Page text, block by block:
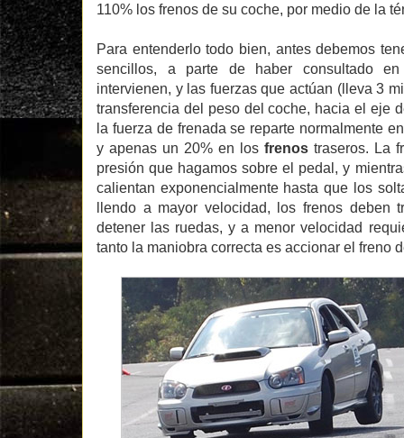
110% los frenos de su coche, por medio de la
Para entenderlo todo bien, antes debemos
sencillos, a parte de haber consultado
intervienen, y las fuerzas que actúan (lleva 3
transferencia del peso del coche, hacia el eje
la fuerza de frenada se reparte normalmente
y apenas un 20% en los frenos traseros. La
presión que hagamos sobre el pedal, y
calientan exponencialmente hasta que los
llendo a mayor velocidad, los frenos deben
detener las ruedas, y a menor velocidad
tanto la maniobra correcta es accionar el freno